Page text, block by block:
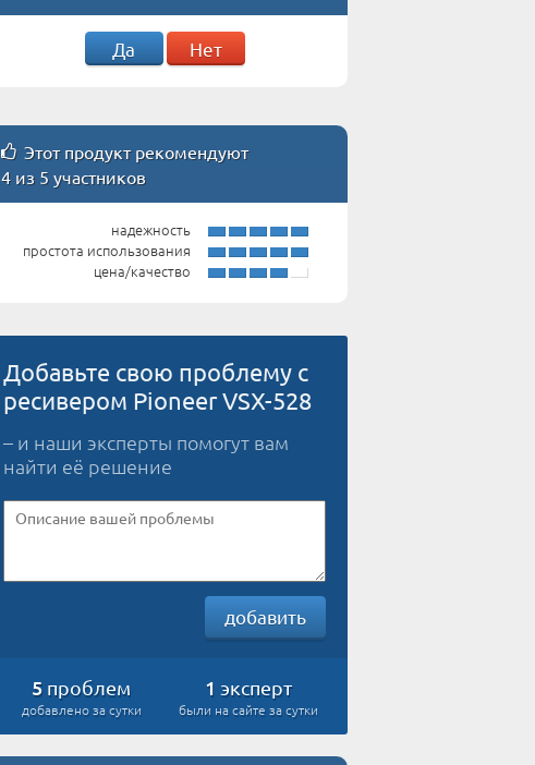
Да Нет
Этот продукт рекомендуют
4 из 5 участников
надежность
простота использования
цена/качество
Добавьте свою проблему с
ресивером Pioneer VSX-528
– и наши эксперты помогут вам
найти её решение
добавить
5 проблем
добавлено за сутки
1 эксперт
были на сайте за сутки